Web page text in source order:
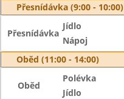
Přesnídávka (9:00 - 10:00)
Přesnídávka
Jídlo
Nápoj
Oběd (11:00 - 14:00)
Oběd
Polévka
Jídlo